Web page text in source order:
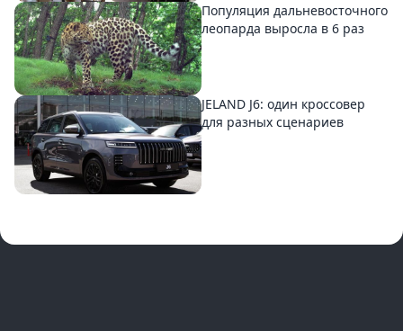
Популяция дальневосточного
леопарда выросла в 6 раз
JELAND J6: один кроссовер
для разных сценариев